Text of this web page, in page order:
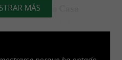
valores de la
son preparados
MÁS